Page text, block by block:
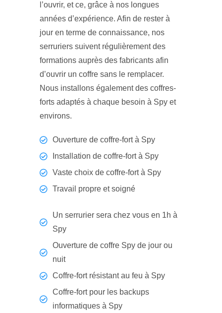
l’ouvrir, et ce, grâce à nos longues
années d’expérience. Afin de rester à
jour en terme de connaissance, nos
serruriers suivent régulièrement des
formations auprès des fabricants afin
d’ouvrir un coffre sans le remplacer.
Nous installons également des coffres-
forts adaptés à chaque besoin à Spy et
environs.
Ouverture de coffre-fort à Spy
Installation de coffre-fort à Spy
Vaste choix de coffre-fort à Spy
Travail propre et soigné
Un serrurier sera chez vous en 1h à
Spy
Ouverture de coffre Spy de jour ou
nuit
Coffre-fort résistant au feu à Spy
Coffre-fort pour les backups
informatiques à Spy